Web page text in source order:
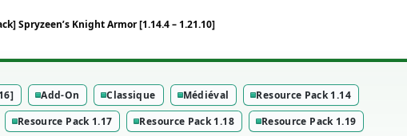
Spryzeen’s Knight Armor [1.14.4 – 1.21.10]
Add-On Classique Médiéval
Resource Pack 1.14
Resource Pack 1.17 Resource Pack 1.18
Resource Pack 1.19